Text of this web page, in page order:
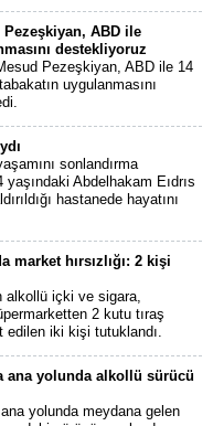
Pezeşkiyan, ABD ile
destekliyoruz
Pezeşkiyan, ABD ile 14
uygulanmasını
sonlandırma
Abdelhakam Eıdrıs
hastanede hayatını
market hırsızlığı: 2 kişi
alkollü içki ve sigara,
2 kutu tıraş
edilen iki kişi tutuklandı.
ana yolunda alkollü sürücü
yolunda meydana gelen